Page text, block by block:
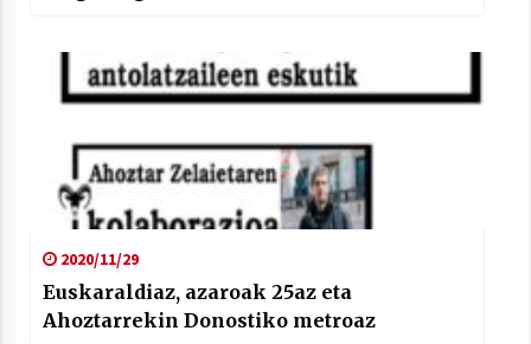
2020/11/29
Euskaraldiaz, azaroak 25az eta
Ahoztarrekin Donostiko metroaz